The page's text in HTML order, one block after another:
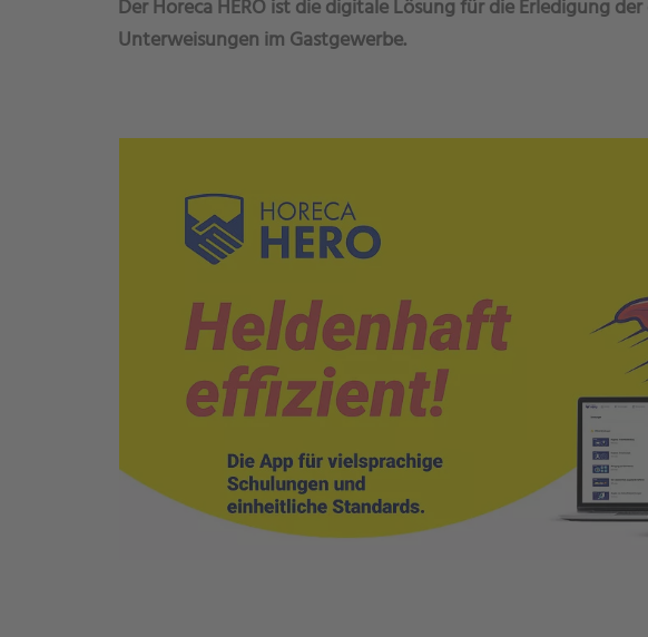
Der Horeca HERO ist die digitale Lösung für die Erledigung
Unterweisungen im Gastgewerbe.